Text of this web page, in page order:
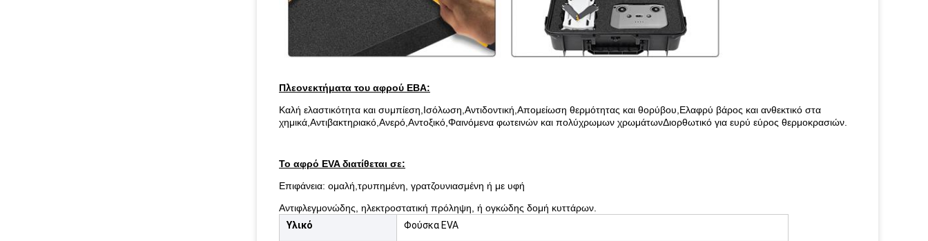
Πλεονεκτήματα του αφρού ΕΒΑ:
Καλή ελαστικότητα και συμπίεση,Ισόλωση,Αντιδοντική,Απομείωση θερμότητας και θορύβου,Ελαφρύ βάρος και ανθεκτικό στα
χημικά,Αντιβακτηριακό,Ανερό,Αντοξικό,Φαινόμενα φωτεινών και πολύχρωμων χρωμάτωνΔιορθωτικό για ευρύ εύρος θερμοκρασιών.
Το αφρό EVA διατίθεται σε:
Επιφάνεια: ομαλή,τρυπημένη, γρατζουνιασμένη ή με υφή
Αντιφλεγμονώδης, ηλεκτροστατική πρόληψη, ή ογκώδης δομή κυττάρων.
Υλικό
Φούσκα EVA